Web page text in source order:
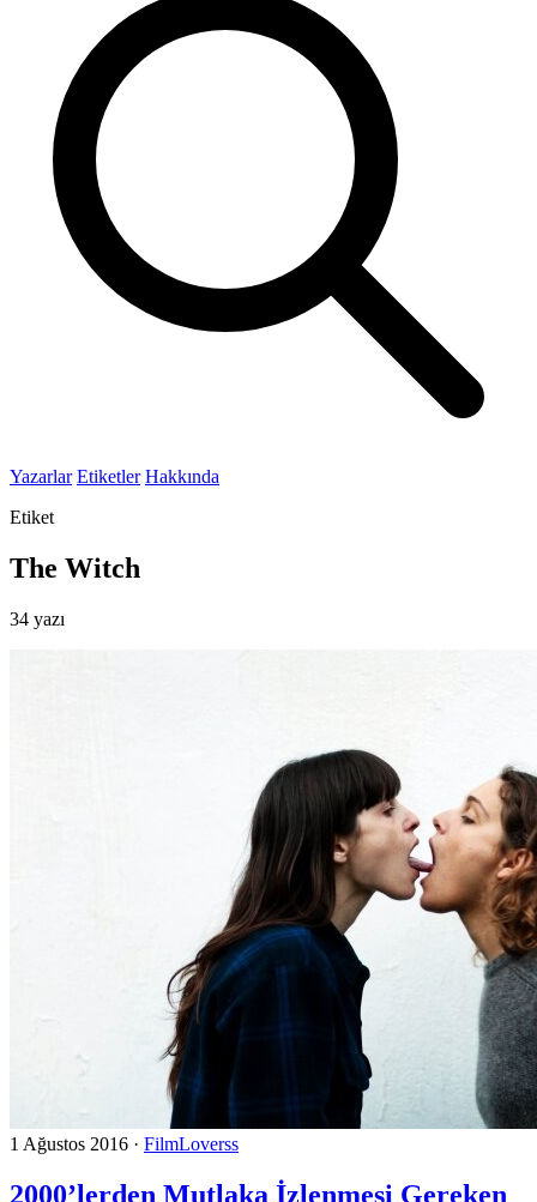
Yazarlar Etiketler Hakkında
Etiket
The Witch
34 yazı
1 Ağustos 2016 · FilmLoverss
2000’lerden Mutlaka İzlenmesi Gereken